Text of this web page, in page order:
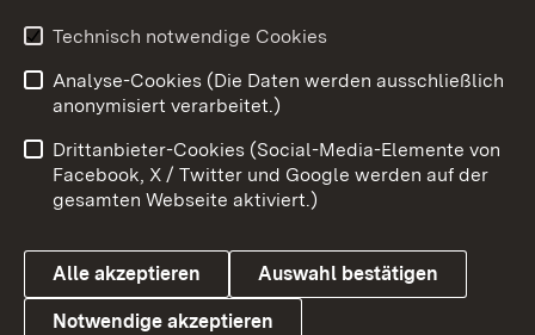
Impressum
Kontakt
Barrierefreiheit
Datenschutz
Cookies
Technisch notwendige Cookies
Analyse-Cookies (Die Daten werden ausschließlich
anonymisiert verarbeitet.)
Drittanbieter-Cookies (Social-Media-Elemente von
Facebook, X / Twitter und Google werden auf der
gesamten Webseite aktiviert.)
Alle akzeptieren Auswahl bestätigen
Notwendige akzeptieren